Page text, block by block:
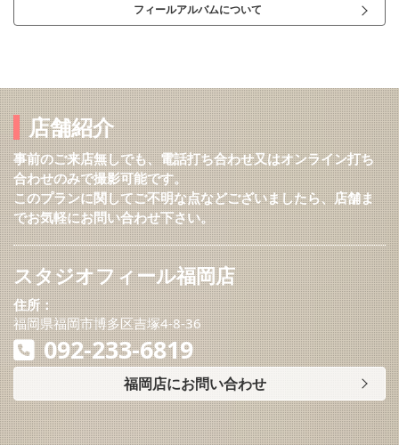
フィールアルバムについて
店舗紹介
事前のご来店無しでも、電話打ち合わせ又はオンライン打ち
合わせのみで撮影可能です。
このプランに関してご不明な点などございましたら、店舗ま
でお気軽にお問い合わせ下さい。
スタジオフィール福岡店
住所：
福岡県福岡市博多区吉塚4-8-36
092-233-6819
福岡店にお問い合わせ